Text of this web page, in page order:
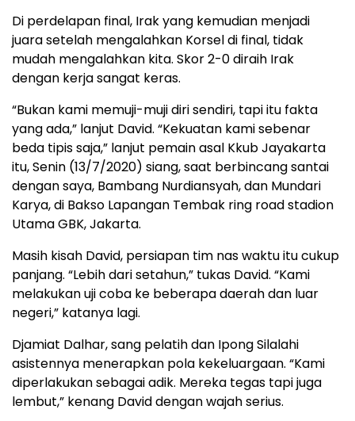
Di perdelapan final, Irak yang kemudian menjadi
juara setelah mengalahkan Korsel di final, tidak
mudah mengalahkan kita. Skor 2-0 diraih Irak
dengan kerja sangat keras.
“Bukan kami memuji-muji diri sendiri, tapi itu fakta
yang ada,” lanjut David. “Kekuatan kami sebenar
beda tipis saja,” lanjut pemain asal Kkub Jayakarta
itu, Senin (13/7/2020) siang, saat berbincang santai
dengan saya, Bambang Nurdiansyah, dan Mundari
Karya, di Bakso Lapangan Tembak ring road stadion
Utama GBK, Jakarta.
Masih kisah David, persiapan tim nas waktu itu cukup
panjang. “Lebih dari setahun,” tukas David. “Kami
melakukan uji coba ke beberapa daerah dan luar
negeri,” katanya lagi.
Djamiat Dalhar, sang pelatih dan Ipong Silalahi
asistennya menerapkan pola kekeluargaan. “Kami
diperlakukan sebagai adik. Mereka tegas tapi juga
lembut,” kenang David dengan wajah serius.